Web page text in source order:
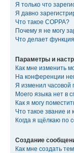
Я только что
Я давно
Что такое COPPA?
Почему я не могу
Что делает
Параметры и
Как мне изменить
На конференции
Я изменил часовой
Моего языка нет в
Как я могу
Что такое звание и
Когда я щёлкаю по
Создание
Как мне создать